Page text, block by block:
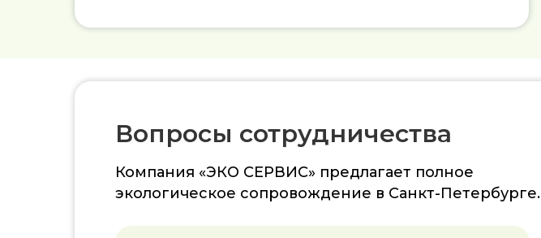
Вопросы сотрудничества
Компания «ЭКО СЕРВИС» предлагает полное
экологическое сопровождение в Санкт-Петербурге.